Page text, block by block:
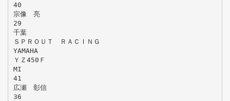
40
宗像 亮
29
千葉
ＳＰＲＯＵＴ ＲＡＣＩＮＧ
YAMAHA
ＹＺ450Ｆ
MI
41
広瀬 彰信
36